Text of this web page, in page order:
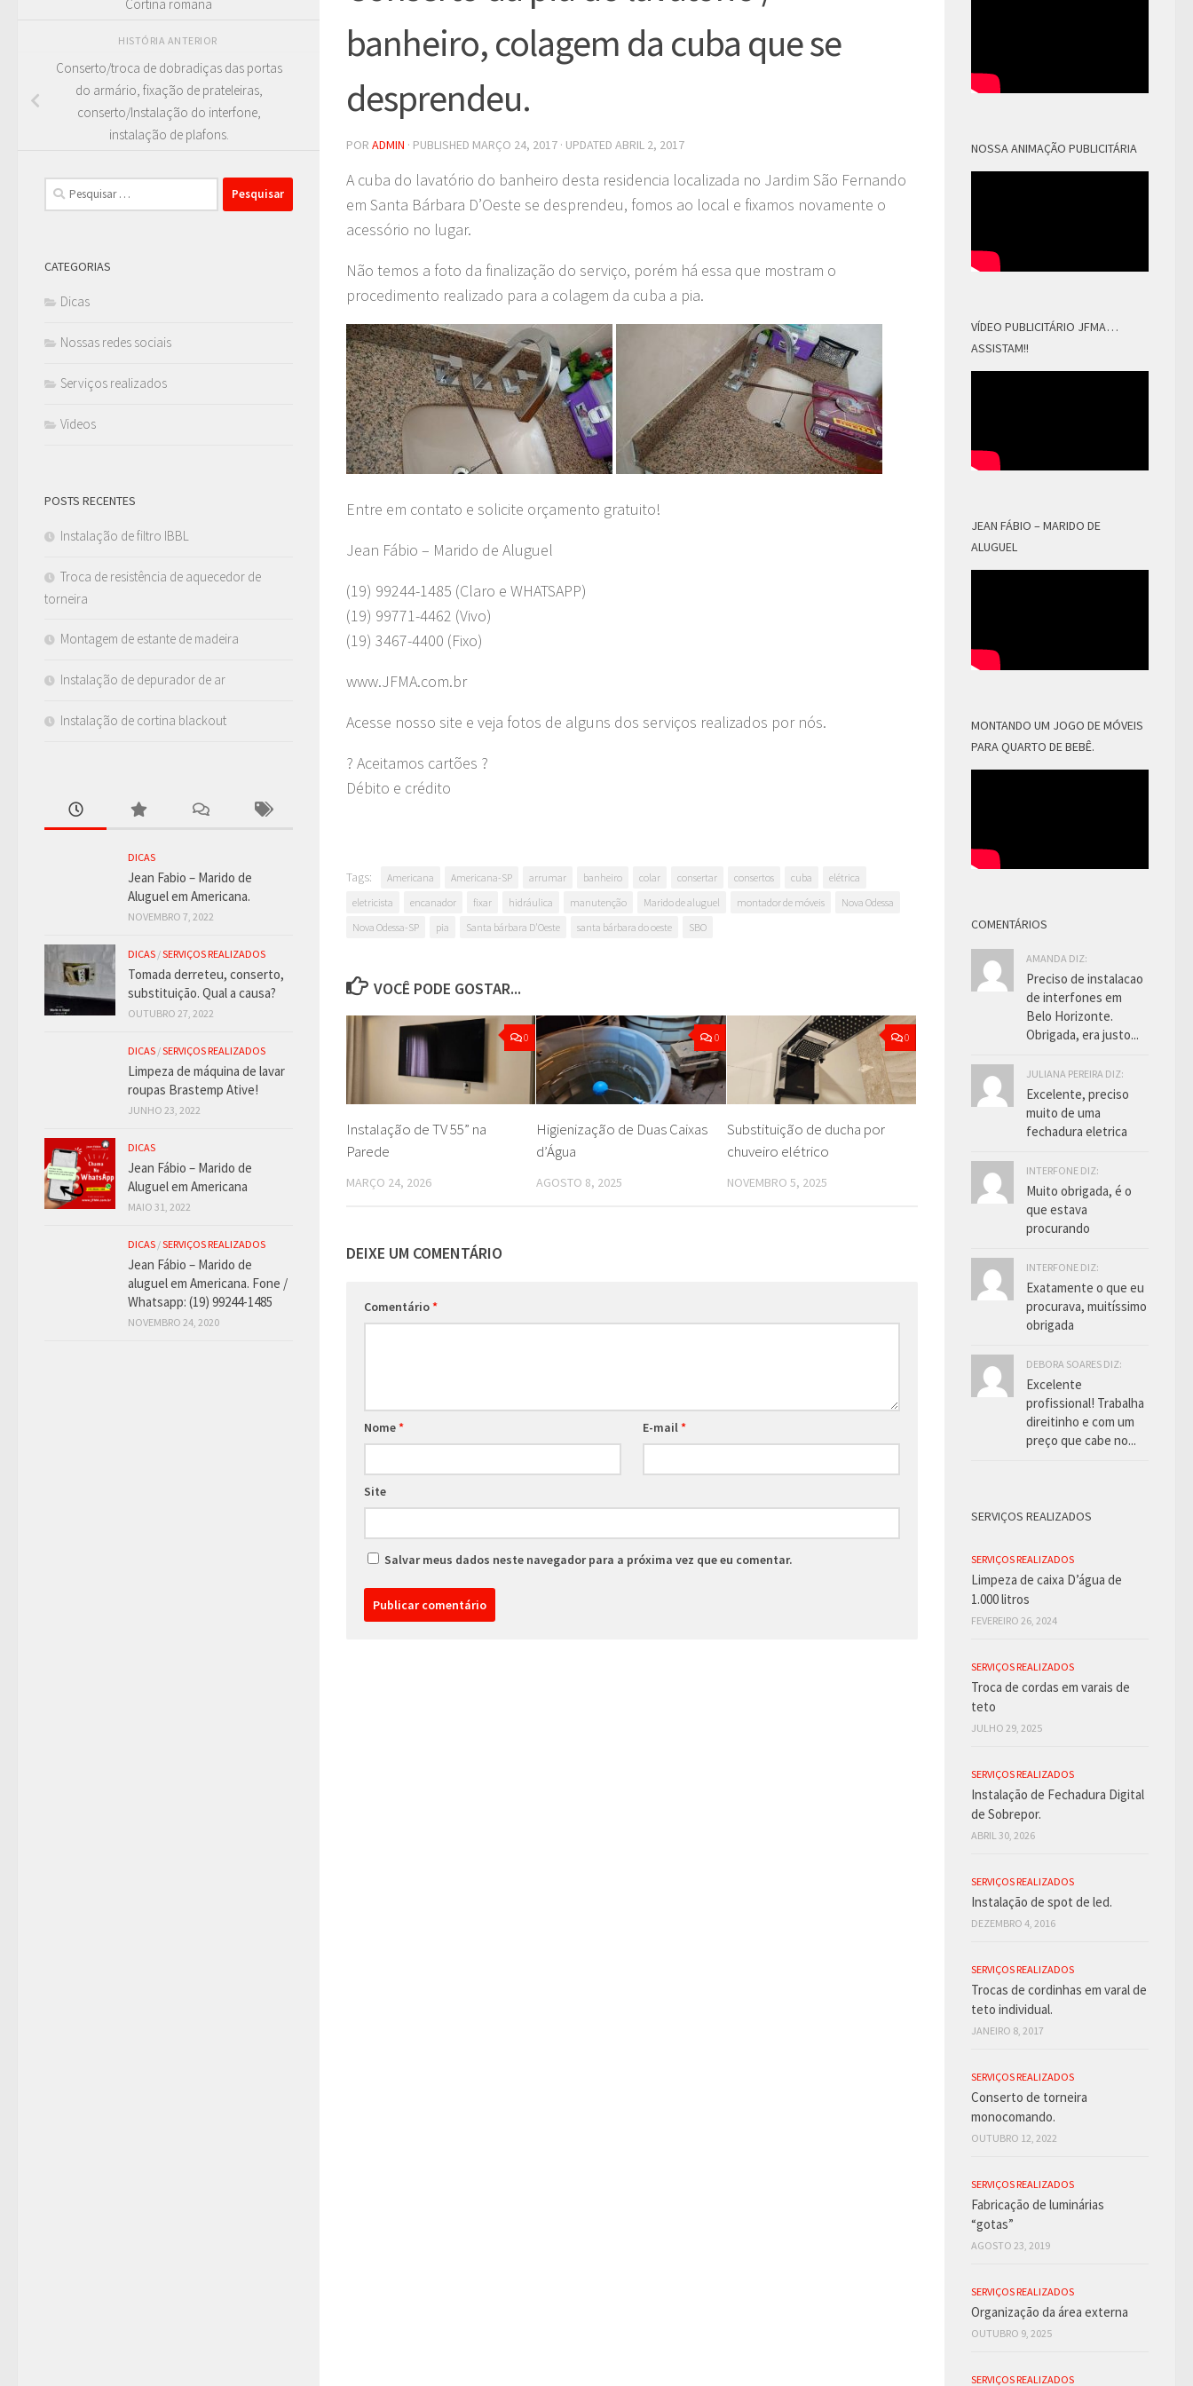
banheiro, colagem da cuba que se
desprendeu.
POR ADMIN · PUBLISHED MARÇO 24, 2017 · UPDATED ABRIL 2, 2017
A cuba do lavatório do banheiro desta residencia localizada no Jardim São Fernando
em Santa Bárbara D’Oeste se desprendeu, fomos ao local e fixamos novamente o
acessório no lugar.
Não temos a foto da finalização do serviço, porém há essa que mostram o
procedimento realizado para a colagem da cuba a pia.
Entre em contato e solicite orçamento gratuito!
Jean Fábio – Marido de Aluguel
(19) 99244-1485 (Claro e WHATSAPP)
(19) 99771-4462 (Vivo)
(19) 3467-4400 (Fixo)
www.JFMA.com.br
Acesse nosso site e veja fotos de alguns dos serviços realizados por nós.
? Aceitamos cartões ?
Débito e crédito
Tags: Americana Americana-SP arrumar banheiro colar consertar consertos cuba
elétrica
eletricista
encanador fixar hidráulica manutenção Marido de aluguel montador de móveis
Nova Odessa
Nova Odessa-SP
pia Santa bárbara D'Oeste santa bárbara do oeste SBO
VOCÊ PODE GOSTAR...
0
Instalação de TV 55” na
Parede
MARÇO 24, 2026
0
Higienização de Duas Caixas
d’Água
AGOSTO 8, 2025
0
Substituição de ducha por
chuveiro elétrico
NOVEMBRO 5, 2025
DEIXE UM COMENTÁRIO
Comentário*
Nome* E-mail*
Site
Salvar meus dados neste navegador para a próxima vez que eu comentar.
Cortina romana
HISTÓRIA ANTERIOR
Conserto/troca de dobradiças das portas
do armário, fixação de prateleiras,
conserto/Instalação do interfone,
instalação de plafons.
Pesquisar
por:
CATEGORIAS
Dicas
Nossas redes sociais
Serviços realizados
Videos
POSTS RECENTES
Instalação de filtro IBBL
Troca de resistência de aquecedor de
torneira
Montagem de estante de madeira
Instalação de depurador de ar
Instalação de cortina blackout
DICAS
Jean Fabio – Marido de
Aluguel em Americana.
NOVEMBRO 7, 2022
DICAS /SERVIÇOS REALIZADOS
Tomada derreteu, conserto,
substituição. Qual a causa?
OUTUBRO 27, 2022
DICAS /SERVIÇOS REALIZADOS
Limpeza de máquina de lavar
roupas Brastemp Ative!
JUNHO 23, 2022
DICAS
Jean Fábio – Marido de
Aluguel em Americana
MAIO 31, 2022
DICAS /SERVIÇOS REALIZADOS
Jean Fábio – Marido de
aluguel em Americana. Fone /
Whatsapp: (19) 99244-1485
NOVEMBRO 24, 2020
NOSSA ANIMAÇÃO PUBLICITÁRIA
VÍDEO PUBLICITÁRIO JFMA…
ASSISTAM!!
JEAN FÁBIO – MARIDO DE
ALUGUEL
MONTANDO UM JOGO DE MÓVEIS
PARA QUARTO DE BEBÊ.
COMENTÁRIOS
AMANDA DIZ:
Preciso de instalacao
de interfones em
Belo Horizonte.
Obrigada, era justo...
JULIANA PEREIRA DIZ:
Excelente, preciso
muito de uma
fechadura eletrica
INTERFONE DIZ:
Muito obrigada, é o
que estava
procurando
INTERFONE DIZ:
Exatamente o que eu
procurava, muitíssimo
obrigada
DEBORA SOARES DIZ:
Excelente
profissional! Trabalha
direitinho e com um
preço que cabe no...
SERVIÇOS REALIZADOS
SERVIÇOS REALIZADOS
Limpeza de caixa D’água de
1.000 litros
FEVEREIRO 26, 2024
SERVIÇOS REALIZADOS
Troca de cordas em varais de
teto
JULHO 29, 2025
SERVIÇOS REALIZADOS
Instalação de Fechadura Digital
de Sobrepor.
ABRIL 30, 2026
SERVIÇOS REALIZADOS
Instalação de spot de led.
DEZEMBRO 4, 2016
SERVIÇOS REALIZADOS
Trocas de cordinhas em varal de
teto individual.
JANEIRO 8, 2017
SERVIÇOS REALIZADOS
Conserto de torneira
monocomando.
OUTUBRO 12, 2022
SERVIÇOS REALIZADOS
Fabricação de luminárias
“gotas”
AGOSTO 23, 2019
SERVIÇOS REALIZADOS
Organização da área externa
OUTUBRO 9, 2025
SERVIÇOS REALIZADOS